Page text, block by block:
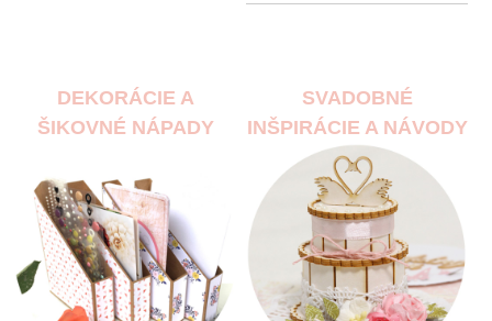
DEKORÁCIE A
ŠIKOVNÉ NÁPADY
SVADOBNÉ
INŠPIRÁCIE A NÁVODY